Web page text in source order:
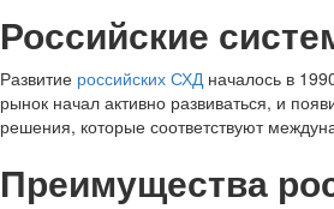
Российские
Развитие российских СХДначалось в
рынок начал активно развиваться, и
решения, которые соответствуют
Преимущества